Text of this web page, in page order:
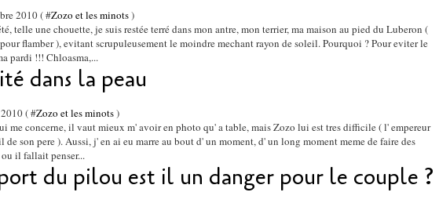
2010 ( #Zozo et les minots)
telle une chouette, je suis restée terré dans mon antre, mon terrier, ma maison au pied du Luberon (
flamber ), evitant scrupuleusement le moindre mechant rayon de soleil. Pourquoi ? Pour eviter le
pardi !!! Chloasma,...
dans la peau
( #Zozo et les minots)
me concerne, il vaut mieux m' avoir en photo qu' a table, mais Zozo lui est tres difficile ( l' empereur
de son pere ). Aussi, j' en ai eu marre au bout d' un moment, d' un long moment meme de faire des
ou il fallait penser...
du pilou est il un danger pour le couple ?